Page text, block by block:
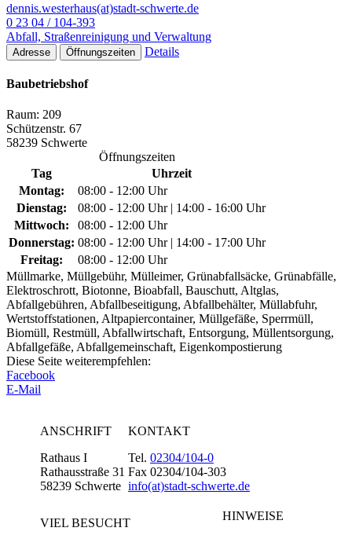
dennis.westerhaus(at)stadt-schwerte.de
0 23 04 / 104-393
Abfall, Straßenreinigung und Verwaltung
Adresse Öffnungszeiten Details
Baubetriebshof
Raum: 209
Schützenstr. 67
58239 Schwerte
Öffnungszeiten
Tag
Uhrzeit
Montag:
08:00 - 12:00 Uhr
Dienstag:
08:00 - 12:00 Uhr | 14:00 - 16:00 Uhr
Mittwoch:
08:00 - 12:00 Uhr
Donnerstag: 08:00 - 12:00 Uhr | 14:00 - 17:00 Uhr
Freitag:
08:00 - 12:00 Uhr
Müllmarke, Müllgebühr, Mülleimer, Grünabfallsäcke, Grünabfälle,
Elektroschrott, Biotonne, Bioabfall, Bauschutt, Altglas,
Abfallgebühren, Abfallbeseitigung, Abfallbehälter, Müllabfuhr,
Wertstoffstationen, Altpapiercontainer, Müllgefäße, Sperrmüll,
Biomüll, Restmüll, Abfallwirtschaft, Entsorgung, Müllentsorgung,
Abfallgefäße, Abfallgemeinschaft, Eigenkompostierung
Diese Seite weiterempfehlen:
Facebook
E-Mail
ANSCHRIFT
Rathaus I
Rathausstraße 31
58239 Schwerte
KONTAKT
Tel. 02304/104-0
Fax 02304/104-303
info(at)stadt-schwerte.de
VIEL BESUCHT
HINWEISE